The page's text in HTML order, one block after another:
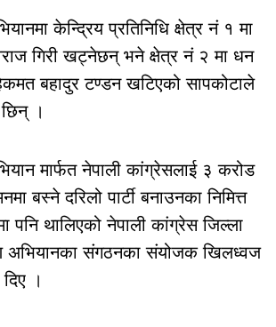
केन्द्रिय प्रतिनिधि क्षेत्र नं १ मा
गिरी खट्नेछन् भने क्षेत्र नं २ मा धन
बहादुर टण्डन खटिएको सापकोटाले
छिन् ।
मार्फत नेपाली कांग्रेसलाई ३ करोड
बस्ने दरिलो पार्टी बनाउनका निमित्त
पनि थालिएको नेपाली कांग्रेस जिल्ला
अभियानका संगठनका संयोजक खिलध्वज
।